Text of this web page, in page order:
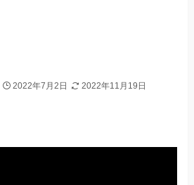
2022年7月2日 2022年11月19日